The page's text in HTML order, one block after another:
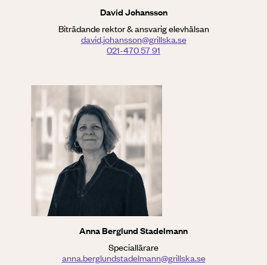
David Johansson
Biträdande rektor & ansvarig elevhälsan
david.johansson@grillska.se
021-470 57 91
Anna Berglund Stadelmann
Speciallärare
anna.berglundstadelmann@grillska.se